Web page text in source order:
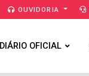
OUVIDORIA
DIÁRIO OFICIAL